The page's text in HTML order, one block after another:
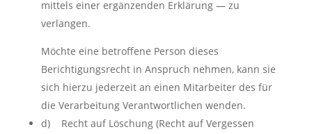
mittels einer ergänzenden Erklärung — zu
verlangen.
Möchte eine betroffene Person dieses
Berichtigungsrecht in Anspruch nehmen, kann sie
sich hierzu jederzeit an einen Mitarbeiter des für
die Verarbeitung Verantwortlichen wenden.
d) Recht auf Löschung (Recht auf Vergessen